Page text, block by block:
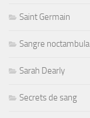
Saint Germain
Sangre noctambula
Sarah Dearly
Secrets de sang